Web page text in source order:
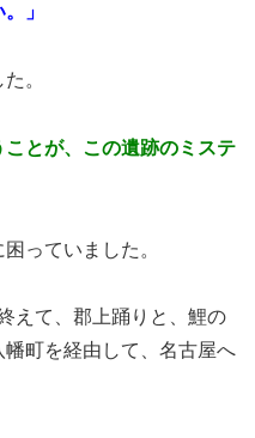
」
。
ことが、この遺跡のミステ
っていました。
えて、郡上踊りと、鯉の
町を経由して、名古屋へ